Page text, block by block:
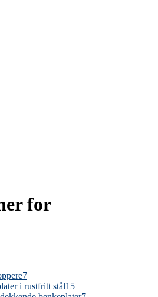
for
7
i rustfritt stål15